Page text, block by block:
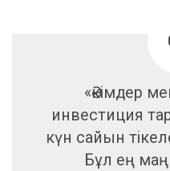
«Әкімдер
инвестиция
күн сайын
Бұл ең